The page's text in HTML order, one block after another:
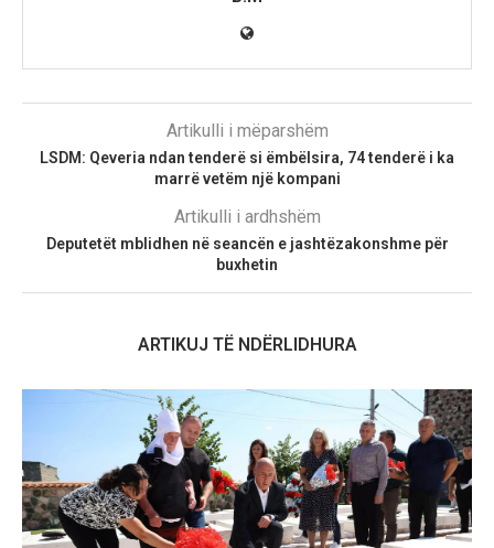
Artikulli i mëparshëm
LSDM: Qeveria ndan tenderë si ëmbëlsira, 74 tenderë i ka
marrë vetëm një kompani
Artikulli i ardhshëm
Deputetët mblidhen në seancën e jashtëzakonshme për
buxhetin
ARTIKUJ TË NDËRLIDHURA